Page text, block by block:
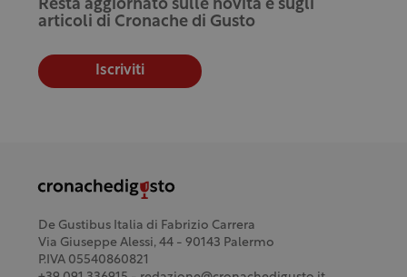
Resta aggiornato sulle novità e sugli
articoli di Cronache di Gusto
Iscriviti
De Gustibus Italia di Fabrizio Carrera
Via Giuseppe Alessi, 44 - 90143 Palermo
P.IVA 05540860821